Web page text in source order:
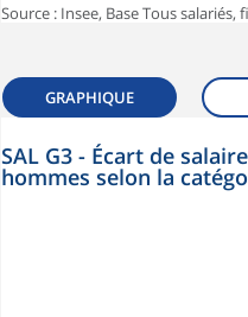
Source : Insee, Base Tous
GRAPHIQUE
SAL G3 - Écart de
hommes selon la